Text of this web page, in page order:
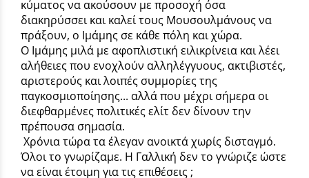
κύματος να ακούσουν με προσοχή όσα
διακηρύσσει και καλεί τους Μουσουλμάνους να
πράξουν, ο Ιμάμης σε κάθε πόλη και χώρα.
Ο Ιμάμης μιλά με αφοπλιστική ειλικρίνεια και λέει
αλήθειες που ενοχλούν αλληλέγγυους, ακτιβιστές,
αριστερούς και λοιπές συμμορίες της
παγκοσμιοποίησης... αλλά που μέχρι σήμερα οι
διεφθαρμένες πολιτικές ελίτ δεν δίνουν την
πρέπουσα σημασία.
Χρόνια τώρα τα έλεγαν ανοικτά χωρίς δισταγμό.
Όλοι το γνωρίζαμε. Η Γαλλική δεν το γνώριζε ώστε
να είναι έτοιμη για τις επιθέσεις ;